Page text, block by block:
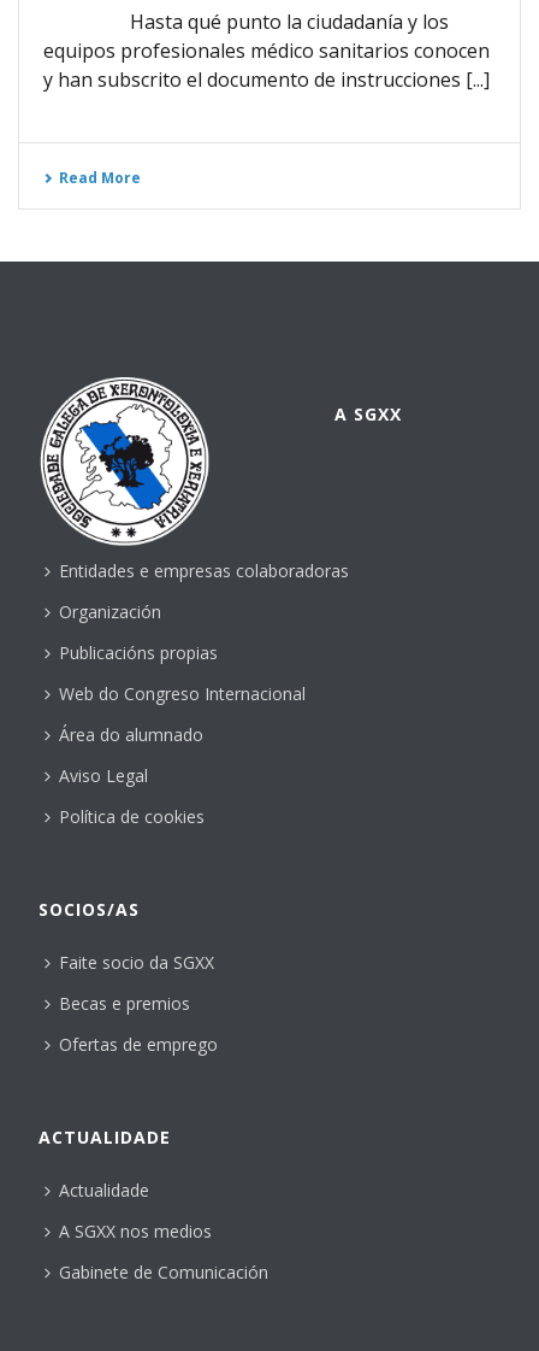
Hasta qué punto la ciudadanía y los
equipos profesionales médico sanitarios conocen
y han subscrito el documento de instrucciones [...]
Read More
A SGXX
Entidades e empresas colaboradoras
Organización
Publicacións propias
Web do Congreso Internacional
Área do alumnado
Aviso Legal
Política de cookies
SOCIOS/AS
Faite socio da SGXX
Becas e premios
Ofertas de emprego
ACTUALIDADE
Actualidade
A SGXX nos medios
Gabinete de Comunicación